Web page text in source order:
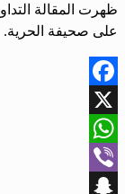
ظهرت المقالة
على صحيفة الحرية.
Facebook
X
WhatsApp
Viber